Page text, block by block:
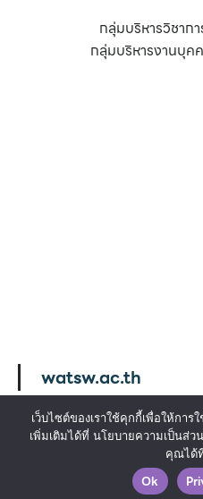
กลุ่มบริหารวิชาก
กลุ่มบริหารงานบุ
watsw.ac.th
Copyright © 2026
reserved. ออกแบบ
นโยบายความเป็นส่วนตัว
เว็บไซต์ของเราใช้คุกกี้เพื่อให้กา
เพิ่มเติมได้ที่ นโยบายความเป็นส่
คุณได้
Ok